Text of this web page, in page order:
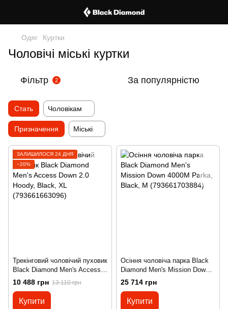
Одяг Куртки
Чоловічі міські куртки
Фільтр 2 За популярністю
Стать Чоловікам
Призначення Міські
ЗАЛИШИЛОСЯ 24 ДНЯ
−20%
Трекінговий чоловічий пуховик
Black Diamond Men's Access
Down 2.0 Hoody, Black, XL
(793661663096)
10 488 грн 13 110 грн
Купити
Осіння чоловіча парка Black
Diamond Men's Mission Down
4000M Parka, Black, M
(793661703884)
25 714 грн
Купити